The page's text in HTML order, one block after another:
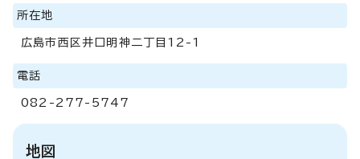
所在地
広島市西区井口明神二丁目12-1
電話
082-277-5747
地図